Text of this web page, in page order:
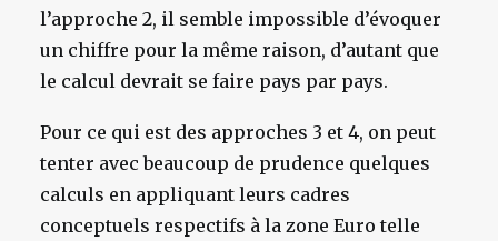
l’approche 2, il semble impossible d’évoquer
un chiffre pour la même raison, d’autant que
le calcul devrait se faire pays par pays.
Pour ce qui est des approches 3 et 4, on peut
tenter avec beaucoup de prudence quelques
calculs en appliquant leurs cadres
conceptuels respectifs à la zone Euro telle